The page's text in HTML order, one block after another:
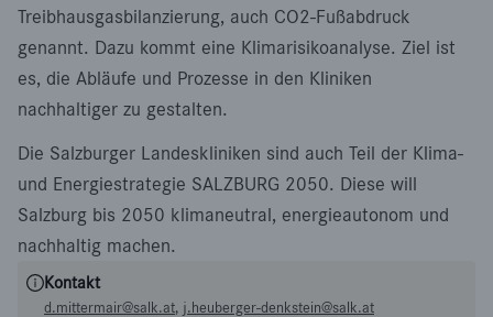
Treibhausgasbilanzierung, auch CO2-Fußabdruck
genannt. Dazu kommt eine Klimarisikoanalyse. Ziel ist
es, die Abläufe und Prozesse in den Kliniken
nachhaltiger zu gestalten.
Die Salzburger Landeskliniken sind auch Teil der Klima-
und Energiestrategie SALZBURG 2050. Diese will
Salzburg bis 2050 klimaneutral, energieautonom und
nachhaltig machen.
Kontakt
d.mittermair@salk.at, j.heuberger-denkstein@salk.at